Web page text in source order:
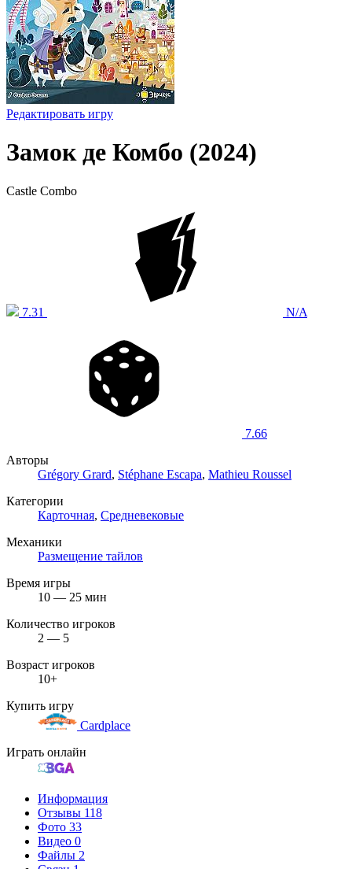
Редактировать игру
Замок де Комбо (2024)
Castle Combo
7.31 N/A
7.66
Авторы
Grégory Grard, Stéphane Escapa, Mathieu Roussel
Категории
Карточная, Средневековые
Механики
Размещение тайлов
Время игры
10 — 25 мин
Количество игроков
2 — 5
Возраст игроков
10+
Купить игру
Cardplace
Играть онлайн
Информация
Отзывы 118
Фото 33
Видео 0
Файлы 2